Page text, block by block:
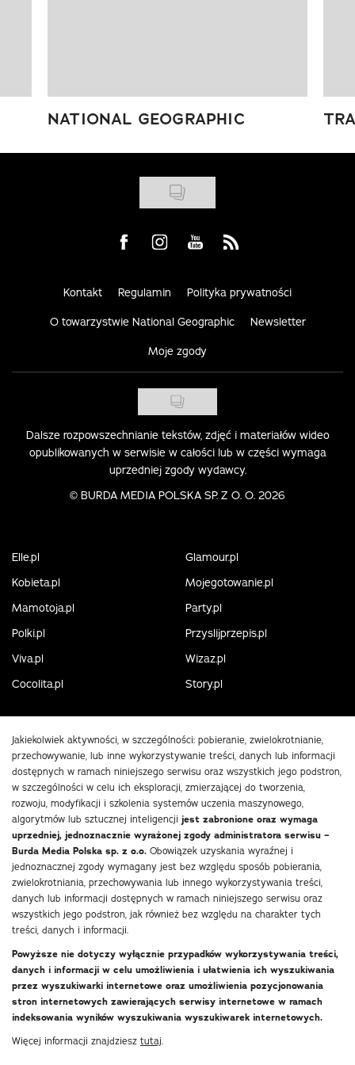
NATIONAL GEOGRAPHIC
Visit us on Facebook
Visit us on Instagram
Visit us on Youtube
Visit us on Rss
Kontakt Regulamin Polityka prywatności
O towarzystwie National Geographic Newsletter
Moje zgody
Dalsze rozpowszechnianie tekstów, zdjęć i materiałów wideo
opublikowanych w serwisie w całości lub w części wymaga
uprzedniej zgody wydawcy.
© BURDA MEDIA POLSKA SP. Z O. O. 2026
Elle.pl
Glamour.pl
Kobieta.pl
Mojegotowanie.pl
Mamotoja.pl
Party.pl
Polki.pl
Przyslijprzepis.pl
Viva.pl
Wizaz.pl
Cocolita.pl
Story.pl
Jakiekolwiek aktywności, w szczególności: pobieranie, zwielokrotnianie,
przechowywanie, lub inne wykorzystywanie treści, danych lub informacji
dostępnych w ramach niniejszego serwisu oraz wszystkich jego podstron,
w szczególności w celu ich eksploracji, zmierzającej do tworzenia,
rozwoju, modyfikacji i szkolenia systemów uczenia maszynowego,
algorytmów lub sztucznej inteligencji jest zabronione oraz wymaga
uprzedniej, jednoznacznie wyrażonej zgody administratora serwisu –
Burda Media Polska sp. z o.o. Obowiązek uzyskania wyraźnej i
jednoznacznej zgody wymagany jest bez względu sposób pobierania,
zwielokrotniania, przechowywania lub innego wykorzystywania treści,
danych lub informacji dostępnych w ramach niniejszego serwisu oraz
wszystkich jego podstron, jak również bez względu na charakter tych
treści, danych i informacji.
Powyższe nie dotyczy wyłącznie przypadków wykorzystywania treści,
danych i informacji w celu umożliwienia i ułatwienia ich wyszukiwania
przez wyszukiwarki internetowe oraz umożliwienia pozycjonowania
stron internetowych zawierających serwisy internetowe w ramach
indeksowania wyników wyszukiwania wyszukiwarek internetowych.
Więcej informacji znajdziesz tutaj.